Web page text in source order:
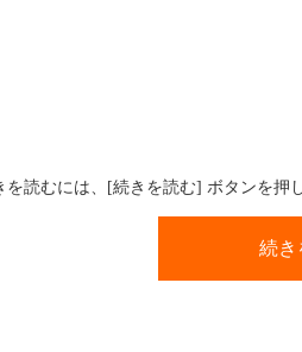
を読むには、[続きを読む] ボタンを押
続き